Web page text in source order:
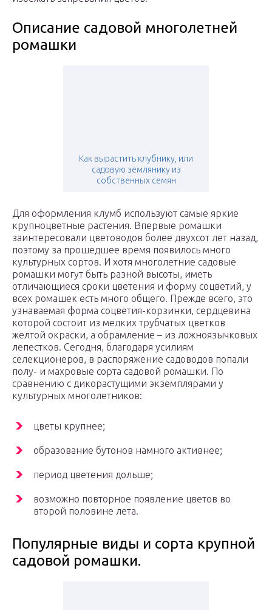
Описание садовой многолетней
ромашки
Как вырастить клубнику, или
садовую землянику из
собственных семян
Для оформления клумб используют самые яркие
крупноцветные растения. Впервые ромашки
заинтересовали цветоводов более двухсот лет назад,
поэтому за прошедшее время появилось много
культурных сортов. И хотя многолетние садовые
ромашки могут быть разной высоты, иметь
отличающиеся сроки цветения и форму соцветий, у
всех ромашек есть много общего. Прежде всего, это
узнаваемая форма соцветия-корзинки, сердцевина
которой состоит из мелких трубчатых цветков
желтой окраски, а обрамление – из ложноязычковых
лепестков. Сегодня, благодаря усилиям
селекционеров, в распоряжение садоводов попали
полу- и махровые сорта садовой ромашки. По
сравнению с дикорастущими экземплярами у
культурных многолетников:
цветы крупнее;
образование бутонов намного активнее;
период цветения дольше;
возможно повторное появление цветов во
второй половине лета.
Популярные виды и сорта крупной
садовой ромашки.